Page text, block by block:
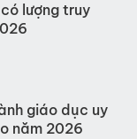
lượng truy
giáo dục uy
năm 2026